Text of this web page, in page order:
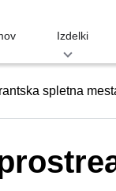
Izdelki
spletna